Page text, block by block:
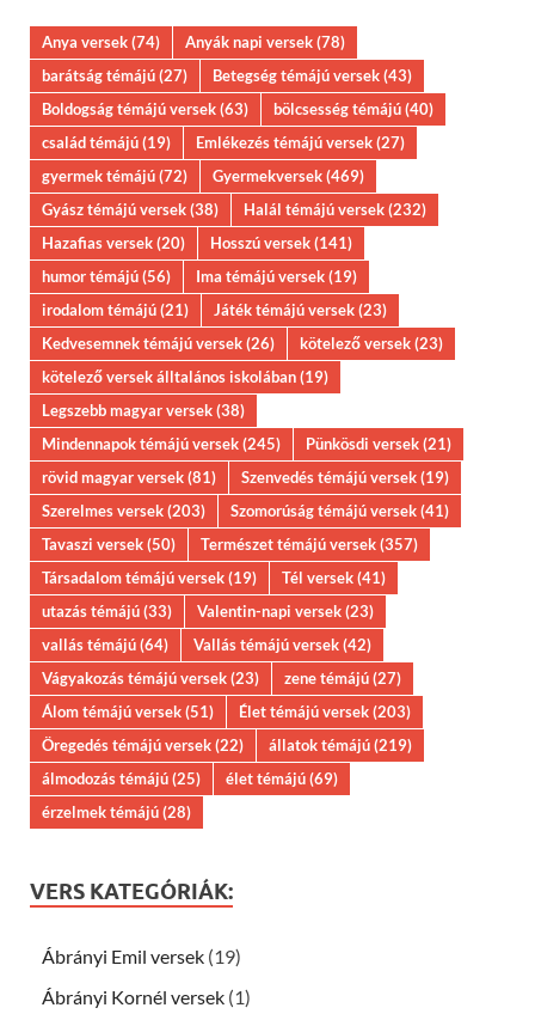
Anya versek(74) Anyák napi versek(78)
barátság témájú(27) Betegség témájú versek(43)
Boldogság témájú versek(63) bölcsesség témájú(40)
család témájú(19) Emlékezés témájú versek(27)
gyermek témájú(72) Gyermekversek(469)
Gyász témájú versek(38) Halál témájú versek(232)
Hazafias versek(20) Hosszú versek(141)
humor témájú(56) Ima témájú versek(19)
irodalom témájú(21) Játék témájú versek(23)
Kedvesemnek témájú versek(26) kötelező versek(23)
kötelező versek álltalános iskolában(19)
Legszebb magyar versek(38)
Mindennapok témájú versek(245) Pünkösdi versek(21)
rövid magyar versek(81) Szenvedés témájú versek(19)
Szerelmes versek(203) Szomorúság témájú versek(41)
Tavaszi versek(50) Természet témájú versek(357)
Társadalom témájú versek(19) Tél versek(41)
utazás témájú(33) Valentin-napi versek(23)
vallás témájú(64) Vallás témájú versek(42)
Vágyakozás témájú versek(23) zene témájú(27)
Álom témájú versek(51) Élet témájú versek(203)
Öregedés témájú versek(22) állatok témájú(219)
álmodozás témájú(25) élet témájú(69)
érzelmek témájú(28)
VERS KATEGÓRIÁK:
Ábrányi Emil versek (19)
Ábrányi Kornél versek (1)